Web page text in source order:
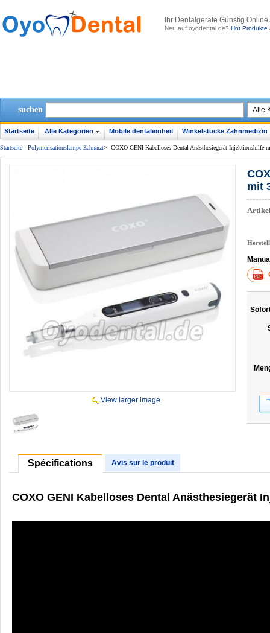
lhr Dentalgeräte Günstig
Neu auf oyodental.de? Hot Produkte
suchen
Startseite Alle Kategorien Mobile dentaleinheit Winkelstücke Zahnmedizin
Startseite - Polymerisationslampe Zahnarzt> COXO GENI Kabelloses Dental Anästhesiegerät Injektionshilfe
View larger image
mit
Spécifications Avis sur le produit
COXO GENI Kabelloses Dental Anästhesiegerät